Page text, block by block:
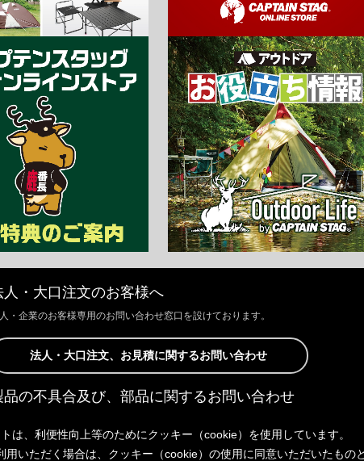
人・大口注文のお客様へ
・企業のお客様専用のお問い合わせ窓口を設けております。
法人・大口注文、お見積に関するお問い合わせ
品の不具合及び、部品に関するお問い合わせ
しては、Webサイトにて承っております。
よりご連絡ください。
は、利便性向上等のためにクッキー（cookie）を使用しています。
用いただく場合は、クッキー（cookie）の使用に同意いただいたもの